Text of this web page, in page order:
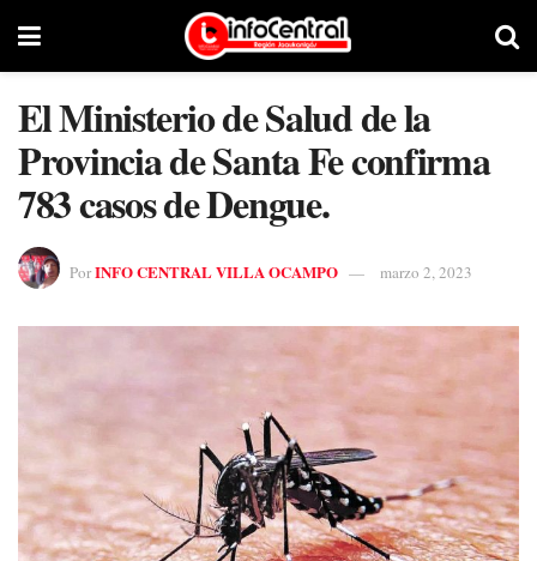
El Ministerio de Salud de la
Provincia de Santa Fe confirma
783 casos de Dengue.
PorINFO CENTRAL VILLA OCAMPO marzo 2, 2023